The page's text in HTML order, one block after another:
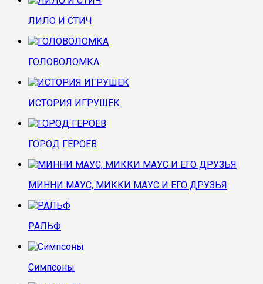
ЛИЛО И СТИЧ
ГОЛОВОЛОМКА
ИСТОРИЯ ИГРУШЕК
ГОРОД ГЕРОЕВ
МИННИ МАУС, МИККИ МАУС И ЕГО ДРУЗЬЯ
РАЛЬФ
Симпсоны